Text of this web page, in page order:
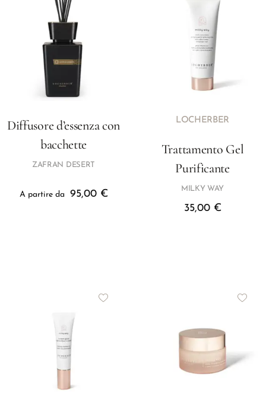
Diffusore d’essenza con
bacchette
ZAFRAN DESERT
A partire da 95,00 €
LOCHERBER
Trattamento Gel
Purificante
MILKY WAY
35,00 €